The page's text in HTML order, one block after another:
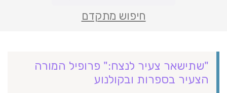
חיפוש מתקדם
"שתישאר צעיר לנצח:" פרופיל המורה
הצעיר בספרות ובקולנוע